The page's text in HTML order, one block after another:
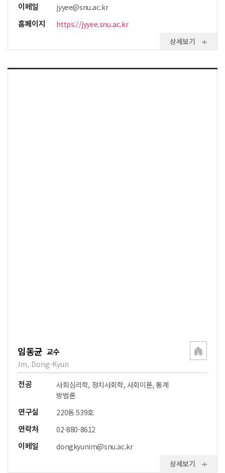
이메일 jyyee@snu.ac.kr
홈페이지
https://jyyee.snu.ac.kr
상세보기
임동균 교수
Im, Dong-Kyun
전공
사회심리학, 정치사회학, 사회이론, 통계
방법론
연구실 220동 539호
연락처 02-880-8612
이메일
dongkyunim@snu.ac.kr
상세보기